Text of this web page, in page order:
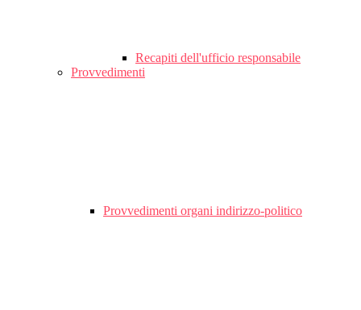
Recapiti dell'ufficio responsabile
Provvedimenti
Provvedimenti organi indirizzo-politico